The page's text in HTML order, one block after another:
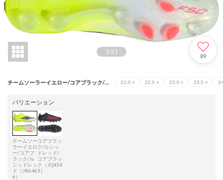
1/21
89
チームソーラーイエロー/コアブラック/ルシッドレッド（JR6466） 22.0 × 22.5 × 23.0 × 23.5 ×
バリエーション
チームソー
ラーイエロ
ー/コアブ
ラック/ル
シッドレッ
ド（JR646
6）
コアブラッ
ク/ルシッ
ドレッド/
コアブラッ
ク（JQ434
3）